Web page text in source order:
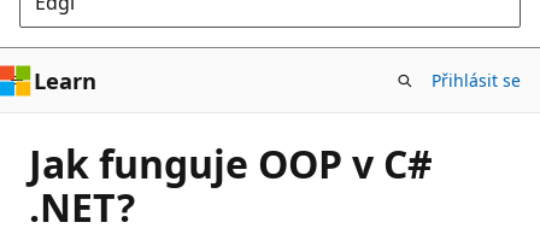
Learn Přihlásit se
Jak funguje OOP v C#
.NET?